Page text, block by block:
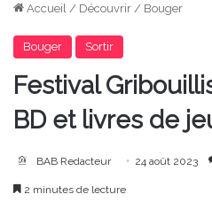
Accueil / Découvrir / Bouger
Bouger Sortir
Festival
BD et livres de
BAB Redacteur 24 août 2023
2 minutes de lecture